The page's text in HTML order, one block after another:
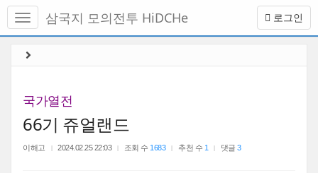
메
토
로그인
삼국지 모의전투 HiDCHe
국가열전
66기 쥬얼랜드
이해고 2024.02.25 22:03 조회 수 1683 추천 수 1 댓글3